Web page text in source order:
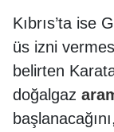
Kıbrıs’ta ise
üs izni
belirten
doğalgaz